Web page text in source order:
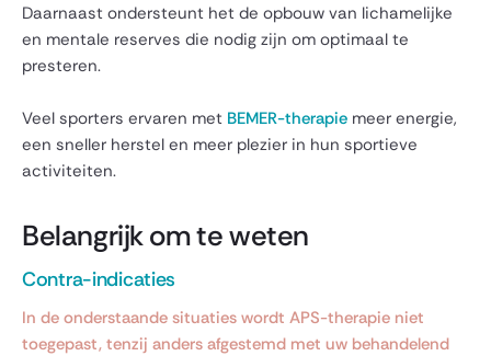
Daarnaast ondersteunt het de opbouw van lichamelijke
en mentale reserves die nodig zijn om optimaal te
presteren.
Veel sporters ervaren met BEMER-therapie meer energie,
een sneller herstel en meer plezier in hun sportieve
activiteiten.
Belangrijk om te weten
Contra-indicaties
In de onderstaande situaties wordt APS-therapie niet
toegepast, tenzij anders afgestemd met uw behandelend